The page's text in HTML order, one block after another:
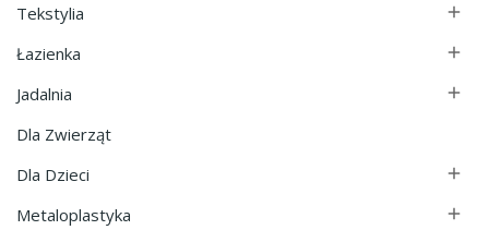
Tekstylia 
Łazienka 
Jadalnia 
Dla Zwierząt
Dla Dzieci

Metaloplastyka 